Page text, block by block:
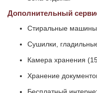
Дополнительный
Стиральные машины
Сушилки,
Камера хранения
Хранение